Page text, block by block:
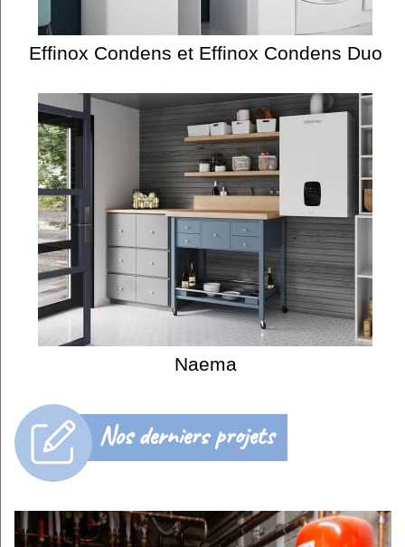
Effinox Condens et Effinox Condens Duo
Naema
Nos derniers projets